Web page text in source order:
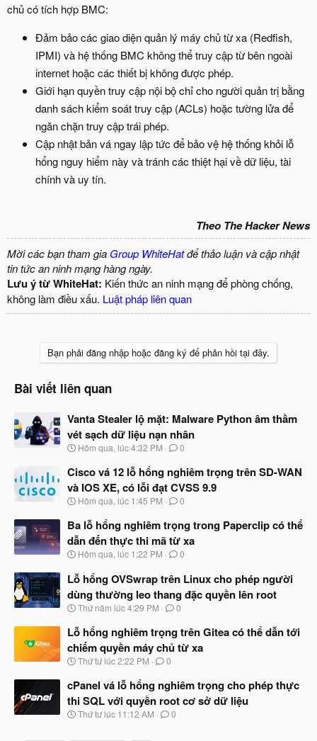
chủ có tích hợp BMC:
Đảm bảo các giao diện quản lý máy chủ từ xa (Redfish,
IPMI) và hệ thống BMC không thể truy cập từ bên ngoài
internet hoặc các thiết bị không được phép.
Giới hạn quyền truy cập nội bộ chỉ cho người quản trị bằng
danh sách kiểm soát truy cập (ACLs) hoặc tường lửa để
ngăn chặn truy cập trái phép.
Cập nhật bản vá ngay lập tức để bảo vệ hệ thống khỏi lỗ
hổng nguy hiểm này và tránh các thiệt hại về dữ liệu, tài
chính và uy tín.
Theo The Hacker News
Mời các bạn tham gia Group WhiteHatđể thảo luận và cập nhật
tin tức an ninh mạng hàng ngày.
Lưu ý từ WhiteHat: Kiến thức an ninh mạng để phòng chống,
không làm điều xấu. Luật pháp liên quan
Bạn phải đăng nhập hoặc đăng ký để phản hồi tại đây.
Bài viết liên quan
Vanta Stealer lộ mặt: Malware Python âm thầm
vét sạch dữ liệu nạn nhân
N
à
b
ắ
đ
ầ
u
Hôm qua, lúc 4:32 PM 0
Cisco vá 12 lỗ hổng nghiêm trọng trên SD-WAN
và IOS XE, có lỗi đạt CVSS 9.9
N
à
y
b
ắ
đ
ầ
u
Hôm qua, lúc 1:45 PM 0
Ba lỗ hổng nghiêm trọng trong Paperclip có thể
dẫn đến thực thi mã từ xa
N
à
y
b
ắ
đ
ầ
u
Hôm qua, lúc 1:22 PM 0
Lỗ hổng OVSwrap trên Linux cho phép người
dùng thường leo thang đặc quyền lên root
N
à
b
ắ
đ
ầ
u
Thứ năm lúc 4:29 PM 0
Lỗ hổng nghiêm trọng trên Gitea có thể dẫn tới
chiếm quyền máy chủ từ xa
N
à
b
ắ
Thứ tư lúc 2:22 PM 0
cPanel vá lỗ hổng nghiêm trọng cho phép thực
thi SQL với quyền root cơ sở dữ liệu
N
Thứ tư lúc 11:12 AM 0